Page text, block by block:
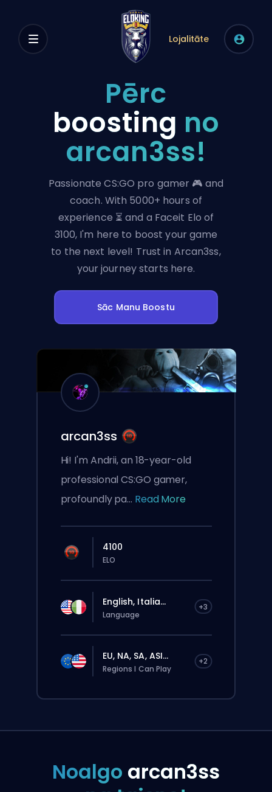
Lojalitāte
Pērc
boosting no
arcan3ss!
Passionate CS:GO pro gamer 🎮 and
coach. With 5000+ hours of
experience ⏳ and a Faceit Elo of
3100, I'm here to boost your game
to the next level! Trust in Arcan3ss,
your journey starts here.
Sāc Manu Boostu
arcan3ss
Hi! I'm Andrii, an 18-year-old
professional CS:GO gamer,
profoundly pa... Read More
4100
ELO
English, Italia... +3
Language
EU, NA, SA, ASI... +2
Regions I Can Play
Noalgo arcan3ss